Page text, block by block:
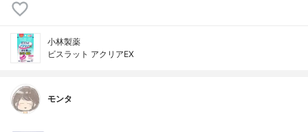
小林製薬
ビスラット アクリアEX
モンタ